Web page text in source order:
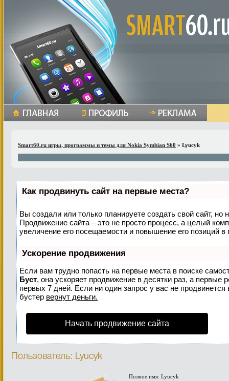
Smart60.ru игры, программы и темы для Nokia Symbian S60 » Lyucyk
Как продвинуть сайт на первые места?
Вы создали или только планируете создать свой сайт, но
Продвижение сайта – это не просто процесс, а целый
увеличение его посещаемости и повышение его позиций в
Ускорение продвижения
Если вам трудно попасть на первые места в поиске
Буст, она ускоряет продвижение в десятки раз, а первые
первых 7 дней. Если ни один запрос у вас не
бустер вернут деньги.
Начать продвижение сайта
Пользователь: Lyucyk
Полное имя: Lyucyk